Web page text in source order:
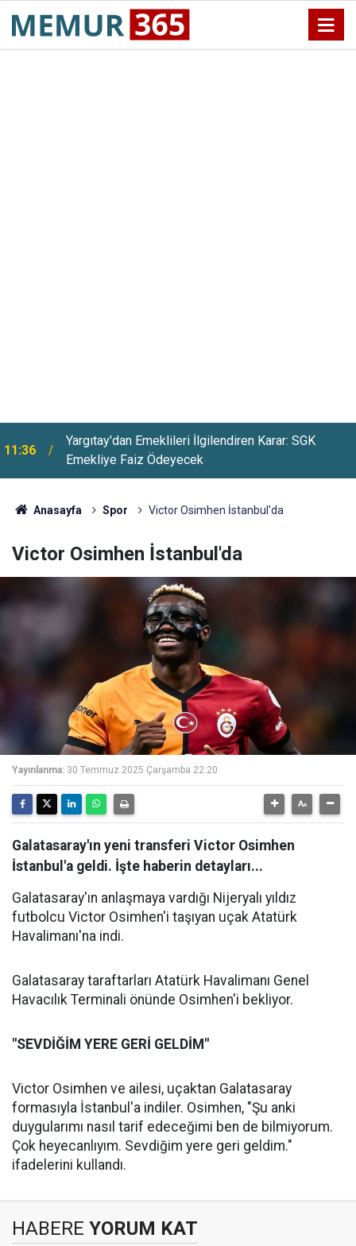
11:10
Goldman Sachs Ve Citi'den Brent Petrol İçin Yeni
Tahmin
Anasayfa Spor Victor Osimhen İstanbul'da
Victor Osimhen İstanbul'da
Yayınlanma: 30 Temmuz 2025 Çarşamba 22:20
Galatasaray'ın yeni transferi Victor Osimhen
İstanbul'a geldi. İşte haberin detayları...
Galatasaray'ın anlaşmaya vardığı Nijeryalı yıldız
futbolcu Victor Osimhen'i taşıyan uçak Atatürk
Havalimanı'na indi.
Galatasaray taraftarları Atatürk Havalimanı Genel
Havacılık Terminali önünde Osimhen'i bekliyor.
"SEVDİĞİM YERE GERİ GELDİM"
Victor Osimhen ve ailesi, uçaktan Galatasaray
formasıyla İstanbul'a indiler. Osimhen, "Şu anki
duygularımı nasıl tarif edeceğimi ben de bilmiyorum.
Çok heyecanlıyım. Sevdiğim yere geri geldim."
ifadelerini kullandı.
HABERE YORUM KAT